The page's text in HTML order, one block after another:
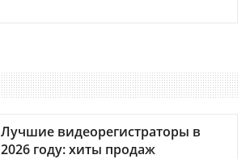
Лучшие видеорегистраторы в
2026 году: хиты продаж